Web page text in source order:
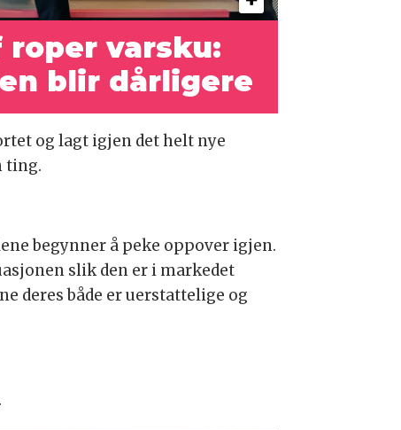
varsku:
blir dårligere
og lagt igjen det helt nye
ting.
begynner å peke oppover igjen.
slik den er i markedet
deres både er uerstattelige og